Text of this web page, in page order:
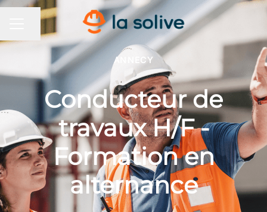
MENU CARRIÈRE
Partager la page
ANNECY
Conducteur de
travaux H/F -
Formation en
alternance